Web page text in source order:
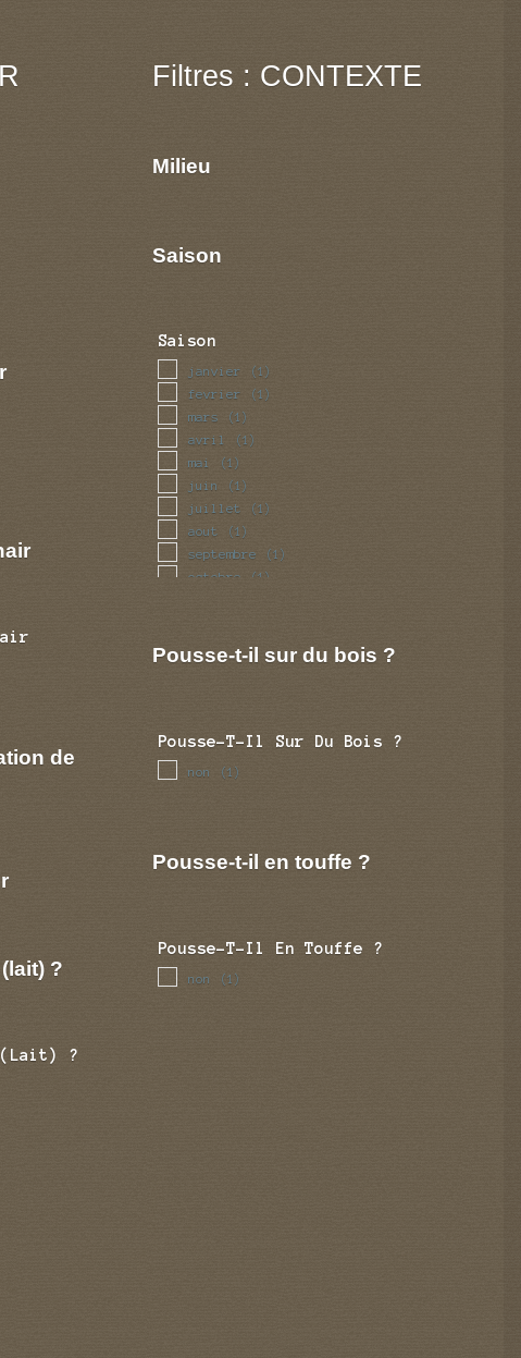
de
?
(lait) ?
Filtres : CONTEXTE
Milieu
Saison
Saison
janvier (1)
fevrier (1)
mars (1)
avril (1)
mai (1)
juin (1)
juillet (1)
aout (1)
septembre (1)
octobre (1)
Pousse-t-il sur du bois ?
Pousse-T-Il Sur Du Bois ?
non (1)
Pousse-t-il en touffe ?
Pousse-T-Il En Touffe ?
non (1)